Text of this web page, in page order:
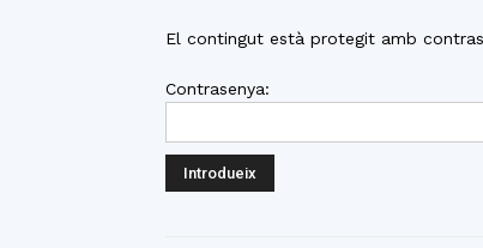
El contingut està protegit amb
Contrasenya: